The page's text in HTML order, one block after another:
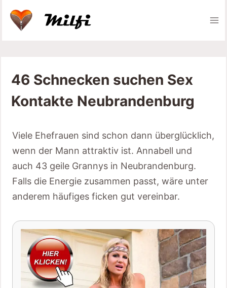
Inhalt
46 Schnecken suchen Sex
Kontakte Neubrandenburg
Viele Ehefrauen sind schon dann überglücklich,
wenn der Mann attraktiv ist. Annabell und
auch 43 geile Grannys in Neubrandenburg.
Falls die Energie zusammen passt, wäre unter
anderem häufiges ficken gut vereinbar.